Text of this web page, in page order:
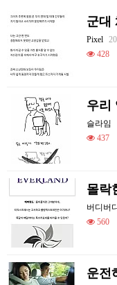
Pixel
428
슬라임
437
몰락
버디버
560